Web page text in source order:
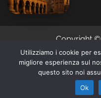
Copyright ©
Informativa sull’intelligenza
di questo sito sono prodotti
automatici e revisionati prima
Act, Regolamento
Utilizziamo i cookie per
migliore esperienza sul
questo sito noi
Ok